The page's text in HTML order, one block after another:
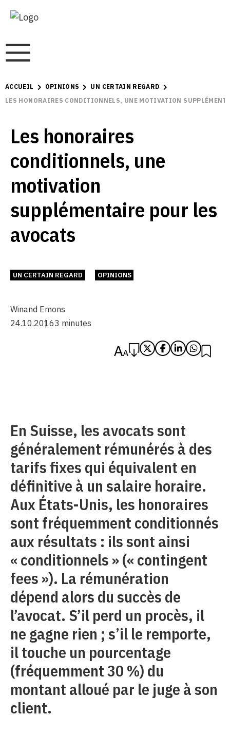
ACCUEIL OPINIONS
UN CERTAIN REGARD
LES HONORAIRES CONDITIONNELS, UNE MOTIVATION
Les honoraires
conditionnels, une
motivation
supplémentaire pour les
avocats
UN CERTAIN REGARD OPINIONS
Winand Emons
24.10.20163 minutes
En Suisse, les avocats sont
généralement rémunérés à des
tarifs fixes qui équivalent en
définitive à un salaire horaire.
Aux États-Unis, les honoraires
sont fréquemment conditionnés
aux résultats : ils sont ainsi
« conditionnels » (« contingent
fees »). La rémunération
dépend alors du succès de
l’avocat. S’il perd un procès, il
ne gagne rien ; s’il le remporte,
il touche un pourcentage
(fréquemment 30 %) du
montant alloué par le juge à son
client.